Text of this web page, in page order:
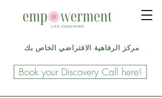
مركز الرفاهية الافتراضي الخاص بك
Book your Discovery Call here!